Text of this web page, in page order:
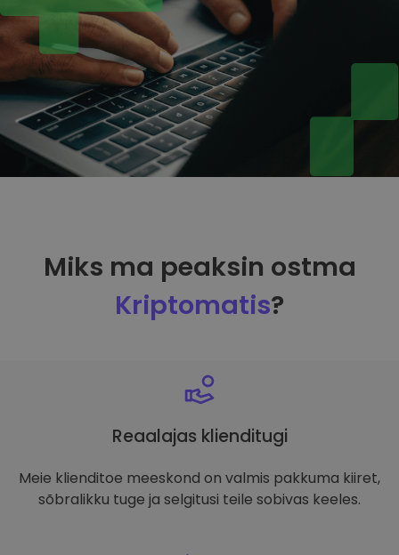
Miks ma peaksin ostma
Kriptomatis?
Reaalajas klienditugi
Meie klienditoe meeskond on valmis pakkuma kiiret,
sõbralikku tuge ja selgitusi teile sobivas keeles.